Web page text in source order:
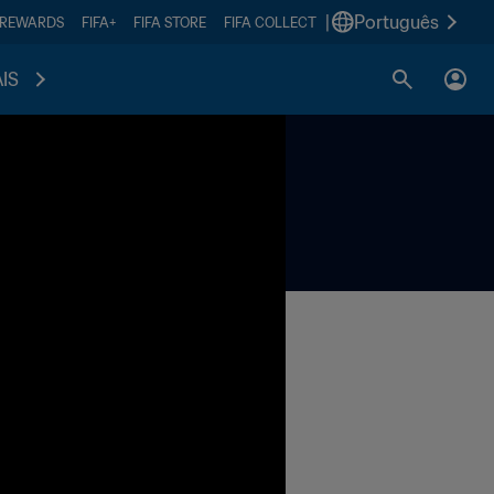
FIFA+ FIFA STORE FIFA COLLECT Português